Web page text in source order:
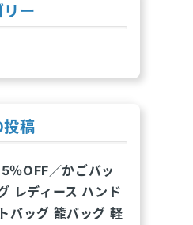
リー
投稿
％OFF／かごバッ
レディース ハンド
バッグ 籠バッグ 軽